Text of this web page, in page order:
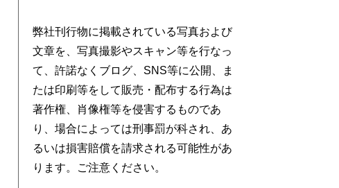
弊社刊行物に掲載されている写真および
文章を、写真撮影やスキャン等を行なっ
て、許諾なくブログ、SNS等に公開、ま
たは印刷等をして販売・配布する行為は
著作権、肖像権等を侵害するものであ
り、場合によっては刑事罰が科され、あ
るいは損害賠償を請求される可能性があ
ります。ご注意ください。